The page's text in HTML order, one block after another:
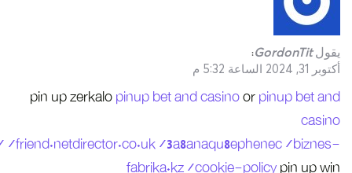
pin up
http://